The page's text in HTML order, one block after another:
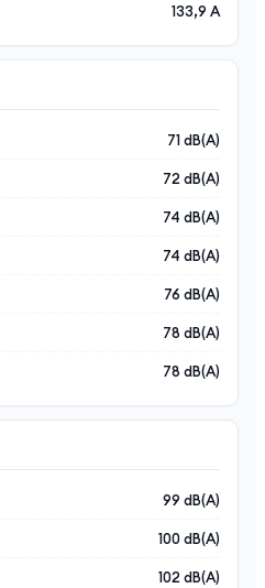
133,9 A
71 dB(A)
72 dB(A)
74 dB(A)
74 dB(A)
76 dB(A)
78 dB(A)
78 dB(A)
99 dB(A)
100 dB(A)
102 dB(A)